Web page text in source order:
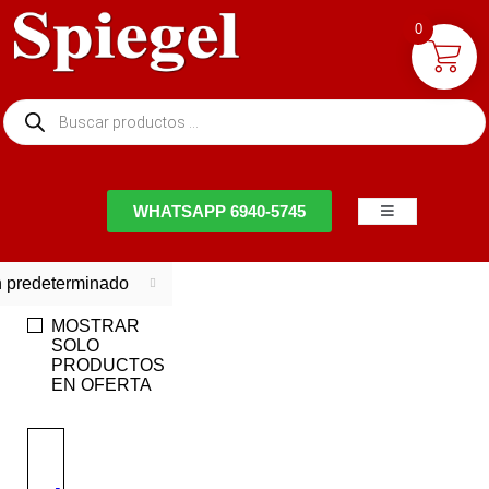
WHATSAPP 6940-5745
predeterminado
MOSTRAR
SOLO
PRODUCTOS
EN OFERTA
0